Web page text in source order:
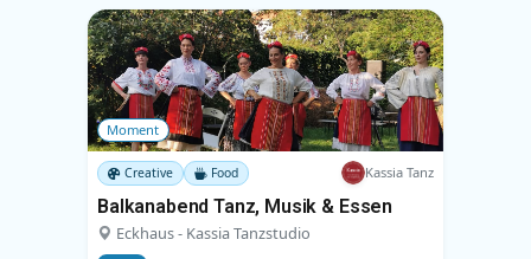
Moment
Creative Food Kassia Tanz
Balkanabend Tanz, Musik & Essen
Eckhaus - Kassia Tanzstudio